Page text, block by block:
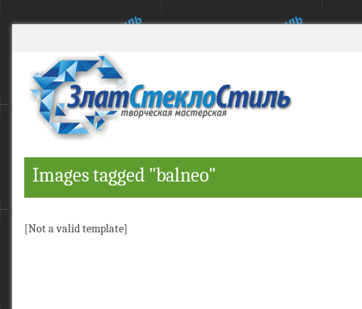
Images tagged "balneo"
[Not a valid template]